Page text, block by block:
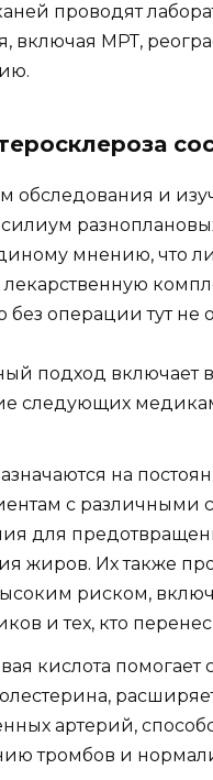
проводят
включая МРТ,
обследования и
мнению, что
лекарственную
без операции тут не
подход включает
следующих
на
с различными
для
жиров. Их также
риском,
и тех, кто
кислота помогает
артерий,
тромбов и